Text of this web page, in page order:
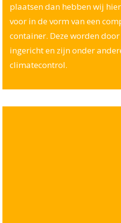
plaatsen dan hebben wij
voor in de vorm van een
container. Deze worden
ingericht en zijn onder
climatecontrol.